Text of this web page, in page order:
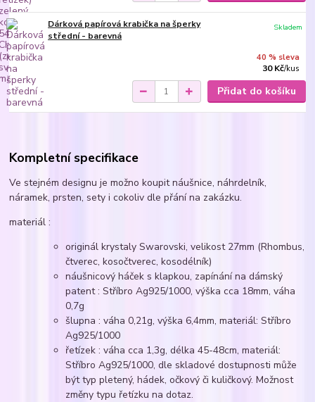
Dárková papírová krabička na šperky
střední - barevná
40 % sleva
30 Kč/kus
Skladem
Přidat do košíku
Kompletní specifikace
Ve stejném designu je možno koupit náušnice, náhrdelník,
náramek, prsten, sety i cokoliv dle přání na zakázku.
materiál :
originál krystaly Swarovski, velikost 27mm (Rhombus,
čtverec, kosočtverec, kosodélník)
náušnicový háček s klapkou, zapínání na dámský
patent : Stříbro Ag925/1000, výška cca 18mm, váha
0,7g
šlupna : váha 0,21g, výška 6,4mm, materiál: Stříbro
Ag925/1000
řetízek : váha cca 1,3g, délka 45-48cm, materiál:
Stříbro Ag925/1000, dle skladové dostupnosti může
být typ pletený, hádek, očkový či kuličkový. Možnost
změny typu řetízku na dotaz.